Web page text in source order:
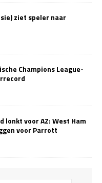
ziet speler naar
Champions League-
voor AZ: West Ham
voor Parrott